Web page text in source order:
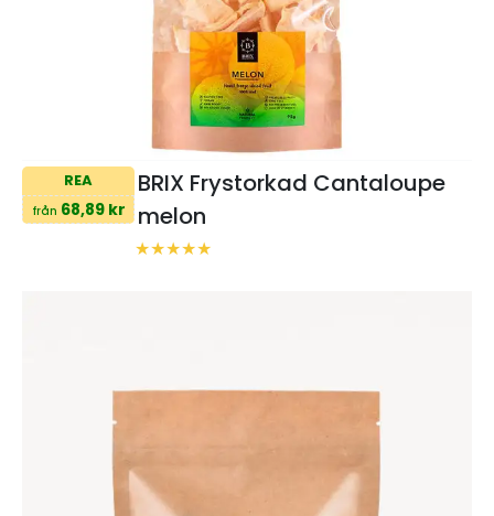
REA
från 68,89 kr
BRIX Frystorkad Cantaloupe
melon